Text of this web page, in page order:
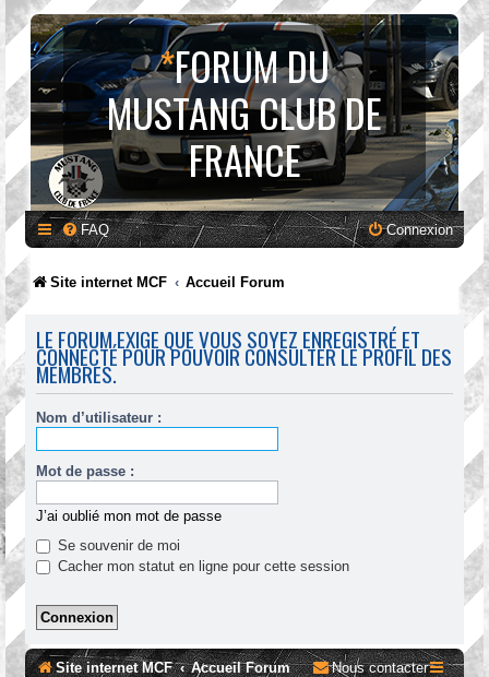
*FORUM DU
MUSTANG CLUB DE
FRANCE
FAQ Connexion
Site internet MCF Accueil Forum
LE FORUM EXIGE QUE VOUS SOYEZ ENREGISTRÉ ET
CONNECTÉ POUR POUVOIR CONSULTER LE PROFIL DES
MEMBRES.
Nom d’utilisateur :
Mot de passe :
J’ai oublié mon mot de passe
Se souvenir de moi
Cacher mon statut en ligne pour cette session
Site internet MCF Accueil Forum Nous contacter